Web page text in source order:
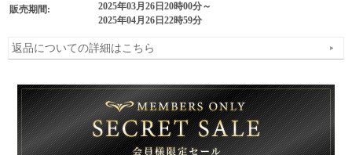
販売期間:
2025年03月26日20時00分～
2025年04月26日22時59分
返品についての詳細はこちら